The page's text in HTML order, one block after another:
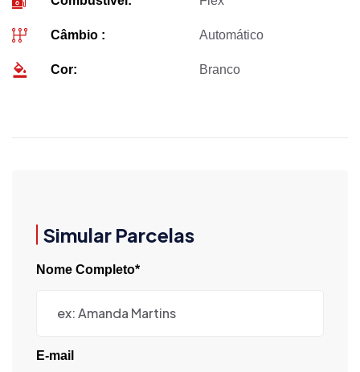
Câmbio : Automático
Cor: Branco
Simular Parcelas
Nome Completo*
E-mail